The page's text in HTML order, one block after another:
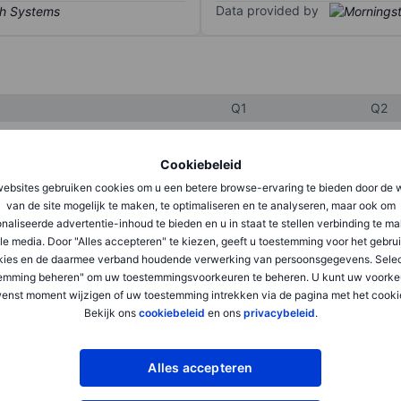
Cookiebeleid
gebruiken cookies om u een betere browse-ervaring te bieden door de
van de site mogelijk te maken, te optimaliseren en te analyseren, maar ook om
advertentie-inhoud te bieden en u in staat te stellen verbinding te
media. Door "Alles accepteren" te kiezen, geeft u toestemming voor het
en de daarmee verband houdende verwerking van persoonsgegevens.
beheren" om uw toestemmingsvoorkeuren te beheren. U kunt uw
moment wijzigen of uw toestemming intrekken via de pagina met het
Bekijk ons cookiebeleid en ons privacybeleid.
Alles accepteren
Data provided by
Q1 Q2
XXXXXXX
XXXXXXX XXXXXXX
XXXXXXX XXXXXXX
XXXXXXX XXXXXXX